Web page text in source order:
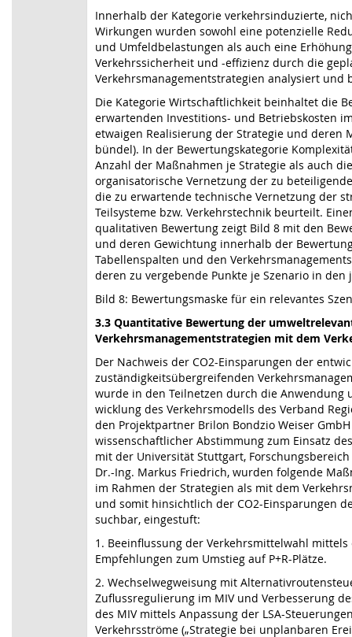
Innerhalb der Kategorie verkehrsinduzierte,
Wirkungen wurden sowohl eine potenzielle
und Umfeldbelastungen als auch eine
Verkehrssicherheit und -effizienz durch die
Verkehrsmanagementstrategien analysiert und
Die Kategorie Wirtschaftlichkeit beinhaltet die
erwartenden Investitions- und Betriebskosten
etwaigen Realisierung der Strategie und deren
bündel). In der Bewertungskategorie
Anzahl der Maßnahmen je Strategie als auch
organisatorische Vernetzung der zu
die zu erwartende technische Vernetzung der
Teilsysteme bzw. Verkehrstechnik beurteilt.
qualitativen Bewertung zeigt Bild 8 mit den
und deren Gewichtung innerhalb der
Tabellenspalten und den
deren zu vergebende Punkte je Szenario in den
Bild 8: Bewertungsmaske für ein relevantes
3.3 Quantitative Bewertung der
Verkehrsmanagementstrategien mit dem
Der Nachweis der CO2-Einsparungen der
zuständigkeitsübergreifenden
wurde in den Teilnetzen durch die Anwendung
wicklung des Verkehrsmodells des Verband
den Projektpartner Brilon Bondzio Weiser
wissenschaftlicher Abstimmung zum Einsatz
mit der Universität Stuttgart, Forschungsbereich
Dr.-Ing. Markus Friedrich, wurden folgende
im Rahmen der Strategien als mit dem
und somit hinsichtlich der CO2-Einsparungen
suchbar, eingestuft:
1. Beeinflussung der Verkehrsmittelwahl
Empfehlungen zum Umstieg auf P+R-Plätze.
2. Wechselwegweisung mit
Zuflussregulierung im MIV und Verbesserung
des MIV mittels Anpassung der LSA-
Verkehrsströme („Strategie bei unplanbaren